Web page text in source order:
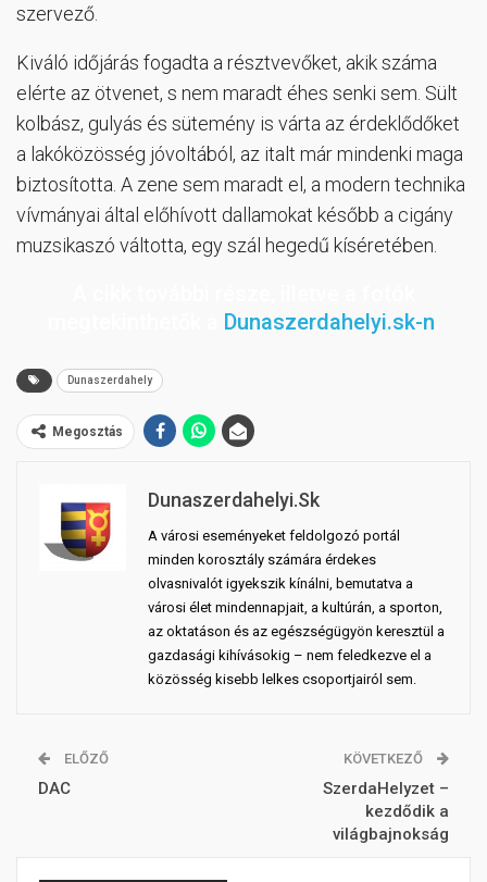
szervező.
Kiváló időjárás fogadta a résztvevőket, akik száma
elérte az ötvenet, s nem maradt éhes senki sem. Sült
kolbász, gulyás és sütemény is várta az érdeklődőket
a lakóközösség jóvoltából, az italt már mindenki maga
biztosította. A zene sem maradt el, a modern technika
vívmányai által előhívott dallamokat később a cigány
muzsikaszó váltotta, egy szál hegedű kíséretében.
Dunaszerdahelyi.sk-n
Dunaszerdahely
Megosztás
Dunaszerdahelyi.sk
A városi eseményeket feldolgozó portál
minden korosztály számára érdekes
olvasnivalót igyekszik kínálni, bemutatva a
városi élet mindennapjait, a kultúrán, a sporton,
az oktatáson és az egészségügyön keresztül a
gazdasági kihívásokig – nem feledkezve el a
közösség kisebb lelkes csoportjairól sem.
ELŐZŐ
DAC
KÖVETKEZŐ
SzerdaHelyzet –
kezdődik a
világbajnokság